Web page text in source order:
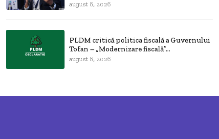
august 6, 2026
PLDM critică politica fiscală a Guvernului
Tofan – „Modernizare fiscală”...
august 6, 2026